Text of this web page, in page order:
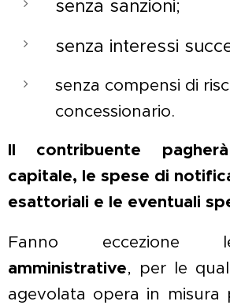
senza sanzioni;
senza interessi
senza compensi di
concessionario.
Il contribuente
capitale, le spese di
esattoriali e le eventuali
Fanno eccezione
amministrative, per le
agevolata opera in misura